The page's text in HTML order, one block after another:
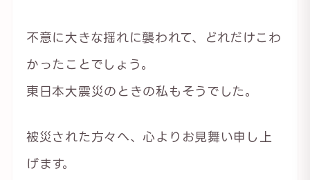
不意に大きな揺れに襲われて、どれだけこわ
かったことでしょう。
東日本大震災のときの私もそうでした。
被災された方々へ、心よりお見舞い申し上
げます。